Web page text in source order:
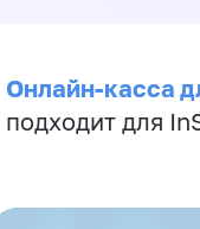
Онлайн-касса
подходит для